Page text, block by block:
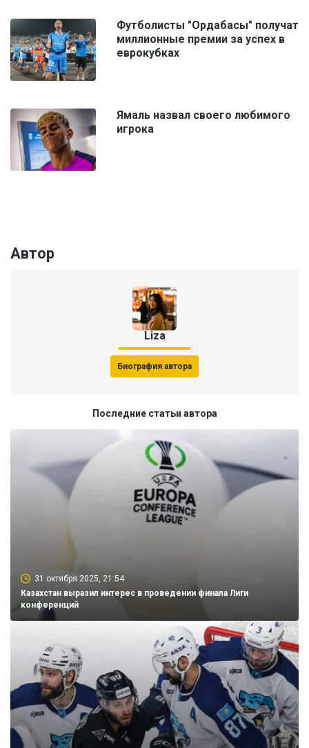
Футболисты "Ордабасы" получат
миллионные премии за успех в
еврокубках
Ямаль назвал своего любимого
игрока
Автор
Liza
Биография автора
Последние статьи автора
31 октября 2025, 21:54
Казахстан выразил интерес в проведении финала Лиги
конференций